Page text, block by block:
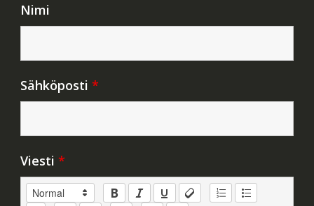
Nimi
Sähköposti *
Viesti *